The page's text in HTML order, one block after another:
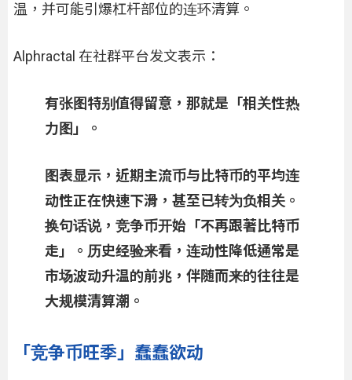
温，并可能引爆杠杆部位的连环清算。
Alphractal 在社群平台发文表示：
有张图特别值得留意，那就是「相关性热
力图」。
图表显示，近期主流币与比特币的平均连
动性正在快速下滑，甚至已转为负相关。
换句话说，竞争币开始「不再跟著比特币
走」。历史经验来看，连动性降低通常是
市场波动升温的前兆，伴随而来的往往是
大规模清算潮。
「竞争币旺季」蠢蠢欲动